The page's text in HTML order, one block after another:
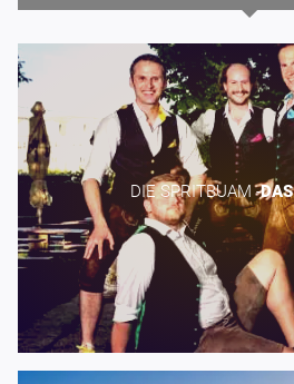
DIE SPRITBUAM -​DAS